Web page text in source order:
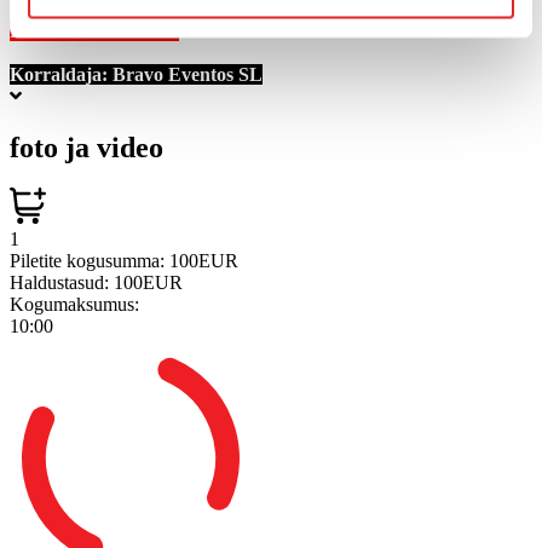
Kohtume kontserdil!
Korraldaja: Bravo Eventos SL
foto ja video
1
Piletite kogusumma: 100EUR
Haldustasud: 100EUR
Kogumaksumus:
10:00